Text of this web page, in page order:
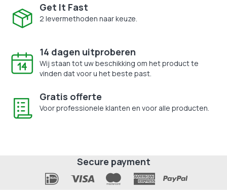
Get It Fast
2 levermethoden naar keuze.
14 dagen uitproberen
Wij staan tot uw beschikking om het product te
vinden dat voor u het beste past.
Gratis offerte
Voor professionele klanten en voor alle producten.
Secure payment